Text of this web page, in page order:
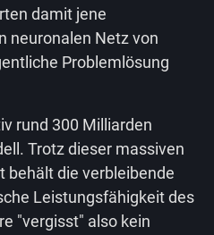
damit jene
neuronalen Netz von
Problemlösung
rund 300 Milliarden
Trotz dieser massiven
behält die verbleibende
Leistungsfähigkeit des
"vergisst" also kein